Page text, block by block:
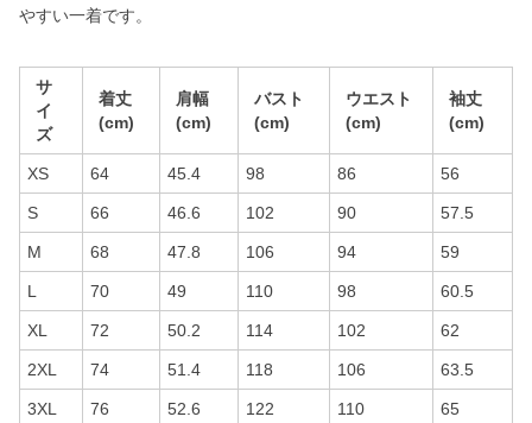
やすい一着です。
サ
イ
ズ
着丈
(cm)
肩幅
(cm)
バスト
(cm)
ウエスト
(cm)
袖丈
(cm)
XS 64 45.4 98 86 56
S 66 46.6 102 90 57.5
M 68 47.8 106 94 59
L 70 49 110 98 60.5
XL 72 50.2 114 102 62
2XL 74 51.4 118 106 63.5
3XL 76 52.6 122 110 65